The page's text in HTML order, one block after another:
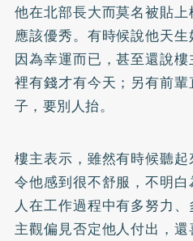
他在北部長大而莫名被貼
應該優秀。有時候說他天
因為幸運而已，甚至還說
裡有錢才有今天；另有前
子，要別人抬。
樓主表示，雖然有時候聽
令他感到很不舒服，不明
人在工作過程中有多努力
主觀偏見否定他人付出，